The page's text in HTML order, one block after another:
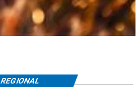
REGIONAL